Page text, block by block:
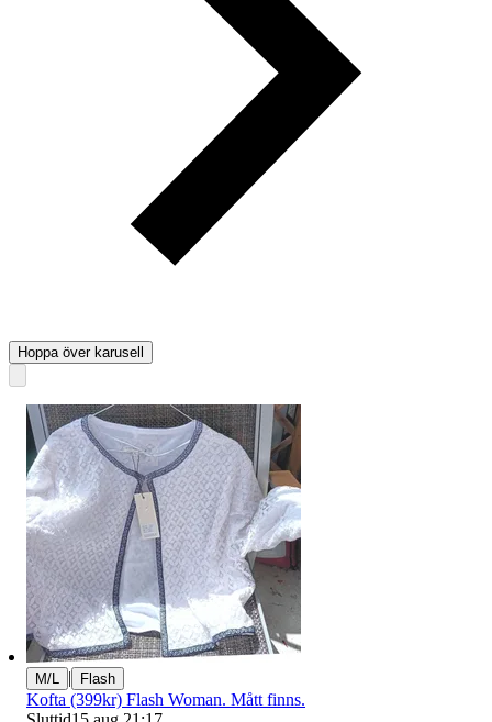
Hoppa över karusell
M/L | Flash
Kofta (399kr) Flash Woman. Mått finns.